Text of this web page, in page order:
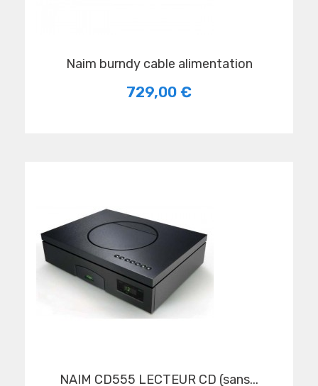
naim burndy cable alimentation
729,00 €
NAIM CD555 LECTEUR CD (sans...